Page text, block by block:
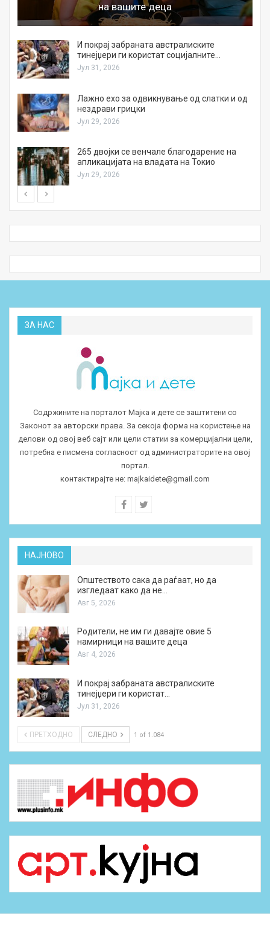
на вашите деца
И покрај забраната австралиските
тинејџери ги користат социјалните…
Јул 31, 2026
Лажно ехо за одвикнување од слатки и од
нездрави грицки
Јул 29, 2026
265 двојки се венчале благодарение на
апликацијата на владата на Токио
Јул 29, 2026
ЗА НАС
Содржините на порталот Мајка и дете се заштитени со
Законот за авторски права. За секоја форма на користење на
делови од овој веб сајт или цели статии за комерцијални цели,
потребна е писмена согласност од администраторите на овој
портал.
контактирајте не: majkaidete@gmail.com
НАЈНОВО
Општеството сака да раѓаат, но да
изгледаат како да не…
Авг 5, 2026
Родители, не им ги давајте овие 5
намирници на вашите деца
Авг 4, 2026
И покрај забраната австралиските
тинејџери ги користат…
Јул 31, 2026
ПРЕТХОДНО СЛЕДНО 1 of 1.084